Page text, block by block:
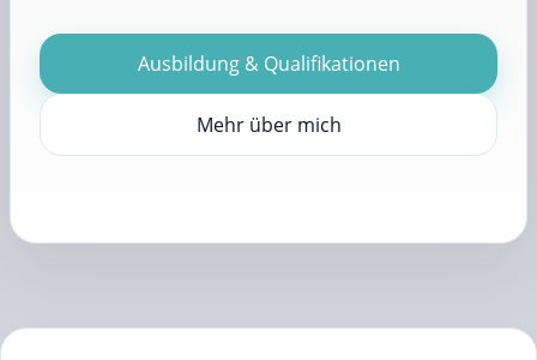
Ausbildung & Qualifikationen
Mehr über mich